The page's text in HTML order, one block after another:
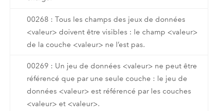
00268 : Tous les champs des jeux de données
<valeur> doivent être visibles : le champ <valeur>
de la couche <valeur> ne l’est pas.
00269 : Un jeu de données <valeur> ne peut être
référencé que par une seule couche : le jeu de
données <valeur> est référencé par les couches
<valeur> et <valeur>.